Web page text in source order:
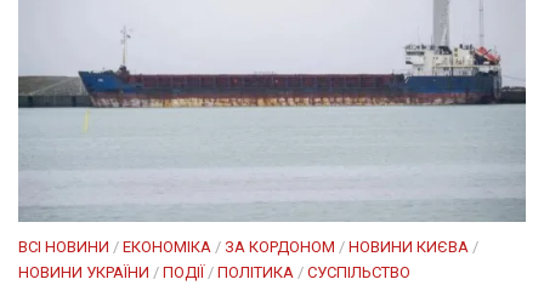
ВСІ НОВИНИ / ЕКОНОМІКА / ЗА КОРДОНОМ / НОВИНИ КИЄВА /
НОВИНИ УКРАЇНИ / ПОДІЇ/ ПОЛІТИКА / СУСПІЛЬСТВО